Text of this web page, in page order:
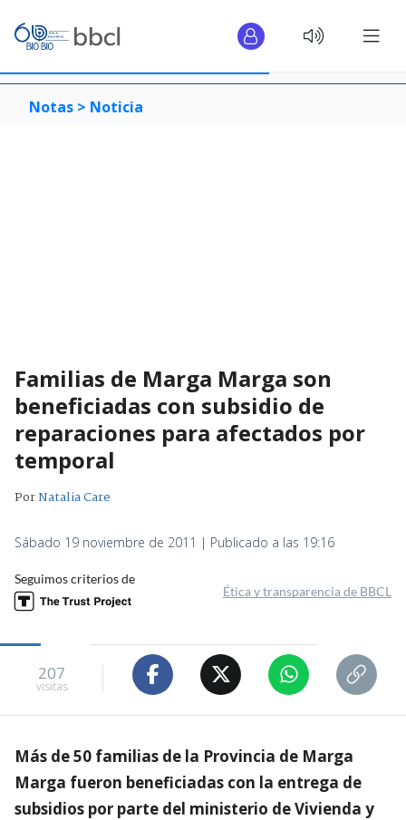
Notas > Noticia
Familias de Marga Marga son
beneficiadas con subsidio de
reparaciones para afectados por
temporal
PorNatalia Care
Sábado 19 noviembre de 2011 | Publicado a las 19:16
Seguimos criterios de
Ética y transparencia de BBCL
207
visitas
Más de 50 familias de la Provincia de Marga
Marga fueron beneficiadas con la entrega de
subsidios por parte del ministerio de Vivienda y